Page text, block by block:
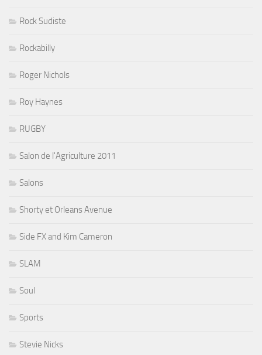
Rock Sudiste
Rockabilly
Roger Nichols
Roy Haynes
RUGBY
Salon de l'Agriculture 2011
Salons
Shorty et Orleans Avenue
Side FX and Kim Cameron
SLAM
Soul
Sports
Stevie Nicks